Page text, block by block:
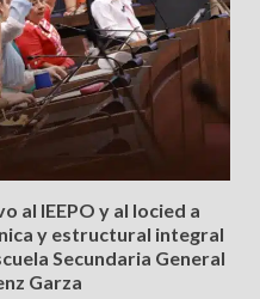
al IEEPO y al Iocied a
y estructural integral
Secundaria General
Garza